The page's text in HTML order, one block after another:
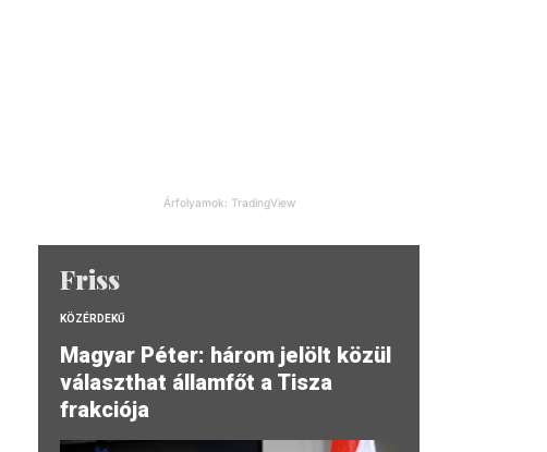
Árfolyamok: TradingView
Friss
KÖZÉRDEKŰ
Magyar Péter: három jelölt közül
választhat államfőt a Tisza
frakciója